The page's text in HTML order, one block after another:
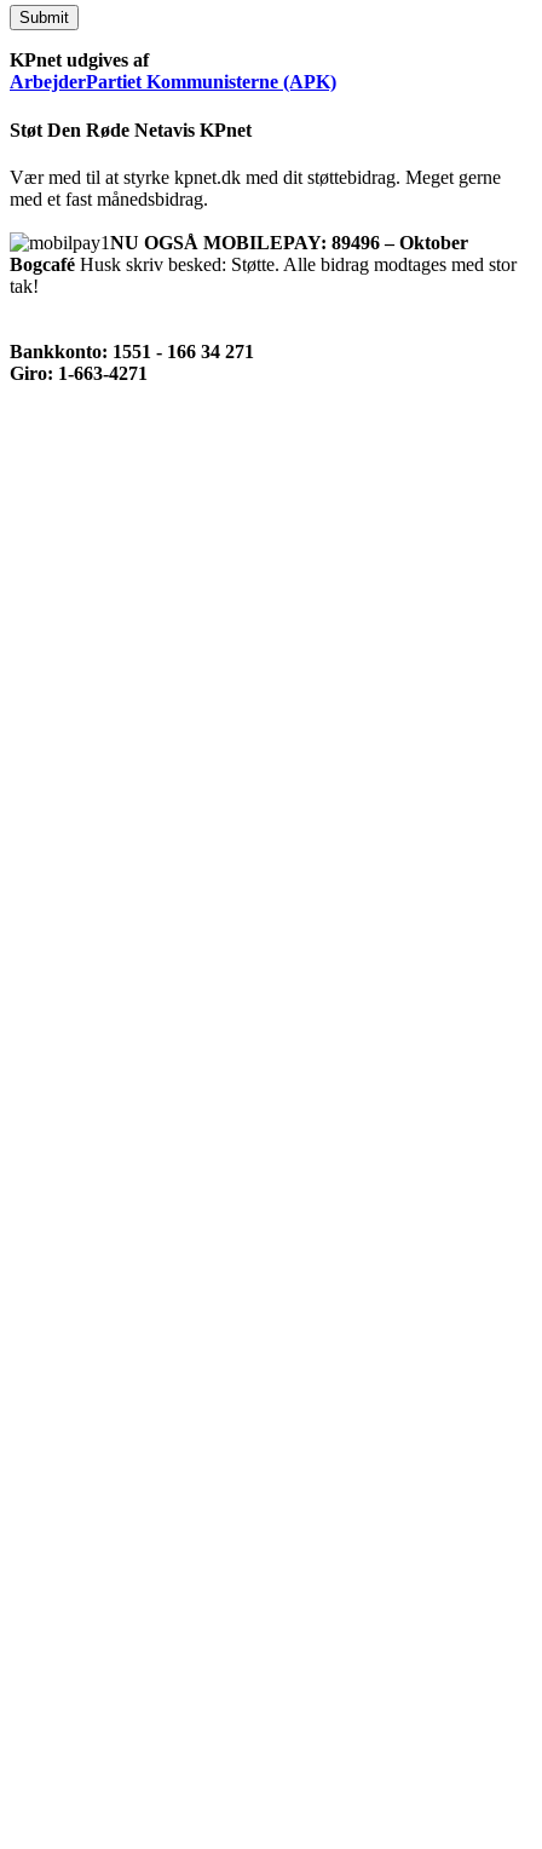
Submit
KPnet udgives af
ArbejderPartiet Kommunisterne (APK)
Støt Den Røde Netavis KPnet
Vær med til at styrke kpnet.dk med dit støttebidrag. Meget gerne
med et fast månedsbidrag.
NU OGSÅ MOBILEPAY: 89496 – Oktober
Bogcafé Husk skriv besked: Støtte. Alle bidrag modtages med stor
tak!
Bankkonto: 1551 - 166 34 271
Giro: 1-663-4271